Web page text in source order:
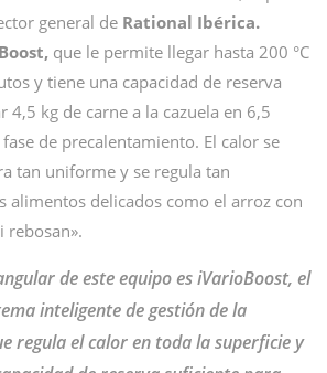
general de Rational Ibérica.
que le permite llegar hasta 200 °C
y tiene una capacidad de reserva
4,5 kg de carne a la cazuela en 6,5
de precalentamiento. El calor se
tan uniforme y se regula tan
alimentos delicados como el arroz con
rebosan».
de este equipo es iVarioBoost, el
inteligente de gestión de la
regula el calor en toda la superficie y